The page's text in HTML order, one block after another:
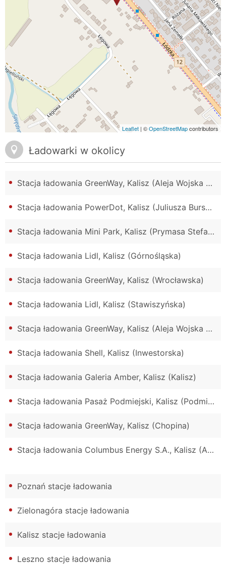
Leaflet | ©OpenStreetMapcontributors
Ładowarki w okolicy
Stacja ładowania GreenWay, Kalisz (Aleja Wojska Polskiego)
Stacja ładowania PowerDot, Kalisz (Juliusza Bursche)
Stacja ładowania Mini Park, Kalisz (Prymasa Stefana Wyszyńskiego)
Stacja ładowania Lidl, Kalisz (Górnośląska)
Stacja ładowania GreenWay, Kalisz (Wrocławska)
Stacja ładowania Lidl, Kalisz (Stawiszyńska)
Stacja ładowania GreenWay, Kalisz (Aleja Wojska Polskiego)
Stacja ładowania Shell, Kalisz (Inwestorska)
Stacja ładowania Galeria Amber, Kalisz (Kalisz)
Stacja ładowania Pasaż Podmiejski, Kalisz (Podmiejska)
Stacja ładowania GreenWay, Kalisz (Chopina)
Stacja ładowania Columbus Energy S.A., Kalisz (Aleja Wojska Polskiego)
Poznań stacje ładowania
Zielonagóra stacje ładowania
Kalisz stacje ładowania
Leszno stacje ładowania